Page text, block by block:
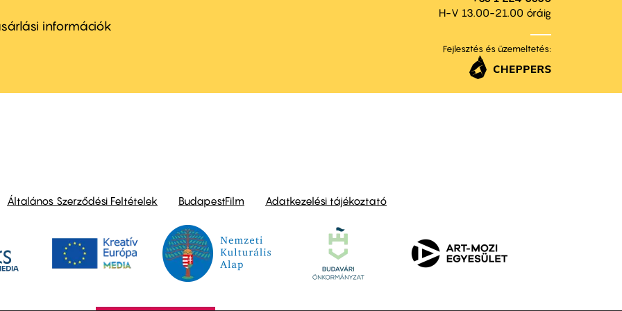
információk
H-V 13.00-21.00 óráig
Fejlesztés és üzemeltetés:
Általános Szerződési Feltételek BudapestFilm Adatkezelési tájékoztató